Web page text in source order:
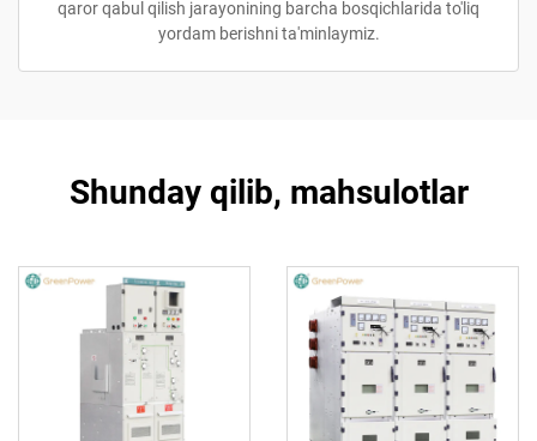
qaror qabul qilish jarayonining barcha bosqichlarida to'liq
yordam berishni ta'minlaymiz.
Shunday qilib, mahsulotlar